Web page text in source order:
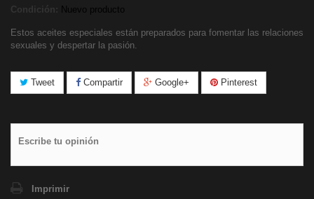
Condición: Nuevo producto
Estos aceites especiales están preparados para fomentar las relaciones
sexuales y despertar la pasión.
Tweet Compartir Google+ Pinterest
Escribe tu opinión
Imprimir